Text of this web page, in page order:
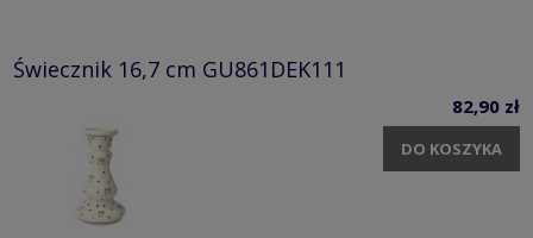
Świecznik 16,7 cm GU861DEK111
82,90 zł
DO KOSZYKA